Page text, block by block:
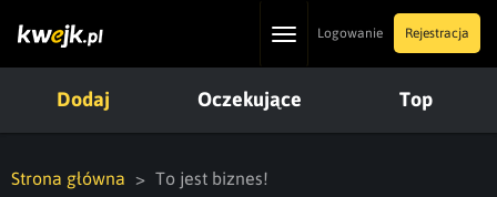
ToggleLogowanie Rejestracja
Dodaj Oczekujące Top
Strona główna To jest biznes!